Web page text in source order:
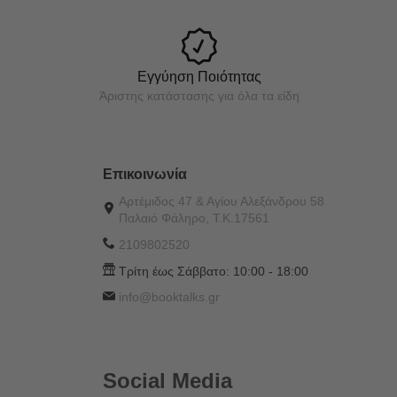
Εγγύηση Ποιότητας
Άριστης κατάστασης για όλα τα είδη
Επικοινωνία
Αρτέμιδος 47 & Αγίου Αλεξάνδρου 58
Παλαιό Φάληρο, Τ.Κ.17561
2109802520
Τρίτη έως Σάββατο: 10:00 - 18:00
info@booktalks.gr
Social Media